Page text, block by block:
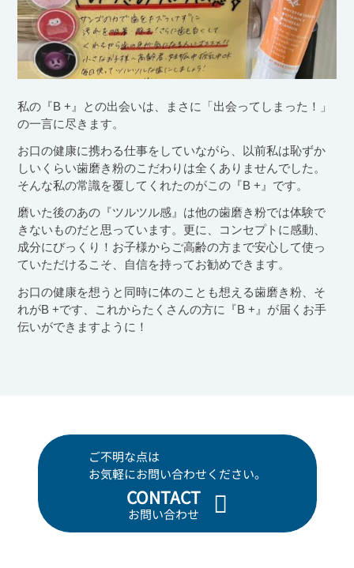
私の『B +』との出会いは、まさに「出会ってしまった！」
の一言に尽きます。
お口の健康に携わる仕事をしていながら、以前私は恥ずか
しいくらい歯磨き粉のこだわりは全くありませんでした。
そんな私の常識を覆してくれたのがこの『B +』です。
磨いた後のあの『ツルツル感』は他の歯磨き粉では体験で
きないものだと思っています。更に、コンセプトに感動、
成分にびっくり！お子様からご高齢の方まで安心して使っ
ていただけるこそ、自信を持ってお勧めできます。
お口の健康を想うと同時に体のことも想える歯磨き粉、そ
れがB +です、これからたくさんの方に『B +』が届くお手
伝いができますように！
ご不明な点は
お気軽にお問い合わせください。
CONTACT
お問い合わせ